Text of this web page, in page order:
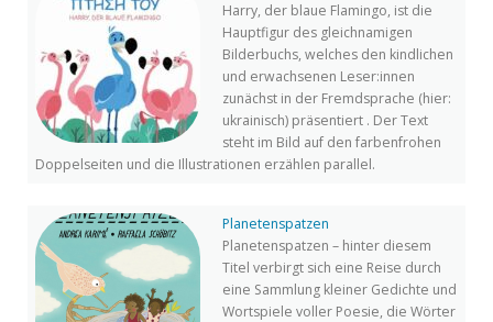
Harry, der blaue Flamingo, ist die
Hauptfigur des gleichnamigen
Bilderbuchs, welches den kindlichen
und erwachsenen Leser:innen
zunächst in der Fremdsprache (hier:
ukrainisch) präsentiert . Der Text
steht im Bild auf den farbenfrohen
Doppelseiten und die Illustrationen erzählen parallel.
Planetenspatzen
Planetenspatzen – hinter diesem
Titel verbirgt sich eine Reise durch
eine Sammlung kleiner Gedichte und
Wortspiele voller Poesie, die Wörter